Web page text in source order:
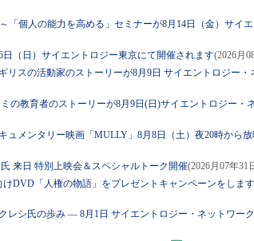
「個人の能力を高める」セミナーが8月14日（金）サイ
日（日）サイエントロジー東京にて開催されます(2026月
リスの活動家のストーリーが8月9日 サイエントロジー・
の教育者のストーリーが8月9日(日)サイエントロジー・
ュメンタリー映画「MULLY」8月8日（土）夜20時から放
来日 特別上映会＆スペシャルトーク開催(2026月07年31
DVD「人権の物語」をプレゼントキャンペーンをします
レシ氏の歩み ― 8月1日 サイエントロジー・ネットワー